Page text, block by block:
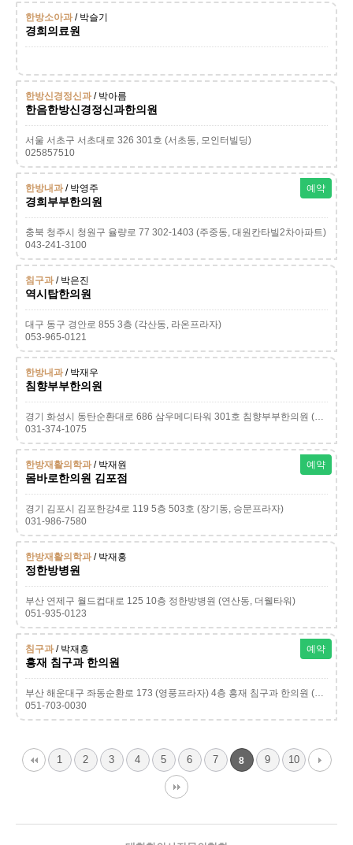
한방소아과/ 박슬기
경희의료원
한방신경정신과/ 박아름
한음한방신경정신과한의원
서울 서초구 서초대로 326 301호 (서초동, 모인터빌딩)
025857510
한방내과/ 박영주
경희부부한의원
예약
충북 청주시 청원구 율량로 77 302-1403 (주중동, 대원칸타빌2차아파트)
043-241-3100
침구과/ 박은진
역시탑한의원
대구 동구 경안로 855 3층 (각산동, 라온프라자)
053-965-0121
한방내과/ 박재우
침향부부한의원
경기 화성시 동탄순환대로 686 삼우메디타워 301호 침향부부한의원 (영천동)
031-374-1075
한방재활의학과/ 박재원
몸바로한의원 김포점
예약
경기 김포시 김포한강4로 119 5층 503호 (장기동, 승문프라자)
031-986-7580
한방재활의학과/ 박재홍
정한방병원
부산 연제구 월드컵대로 125 10층 정한방병원 (연산동, 더웰타워)
051-935-0123
침구과/ 박재흥
흥재 침구과 한의원
예약
부산 해운대구 좌동순환로 173 (영풍프라자) 4층 흥재 침구과 한의원 (좌동, 영풍프라자)
051-703-0030
1 2 3 4 5 6 7 8 9 10